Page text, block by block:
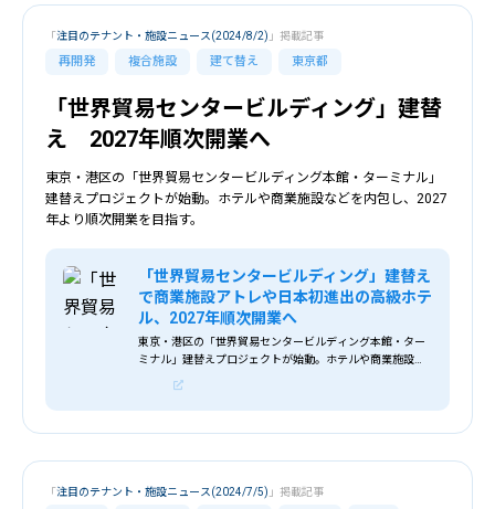
再開発 複合施設 建て替え 東京都
「注目のテナント・施設ニュース(2024/8/2) 」掲載記事
「世界貿易センタービルディング」建替
え 2027年順次開業へ
東京・港区の「世界貿易センタービルディング本館・ターミナル」
建替えプロジェクトが始動。ホテルや商業施設などを内包し、2027
年より順次開業を目指す。
「世界貿易センタービルディング」建替え
で商業施設アトレや日本初進出の高級ホテ
ル、2027年順次開業へ
東京・港区の「世界貿易センタービルディング本館・ター
ミナル」建替えプロジェクトが始動。ホテルや商業施設な
「注目のテナント・施設ニュース(2024/7/5) 」掲載記事